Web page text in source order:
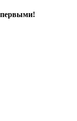
первыми!